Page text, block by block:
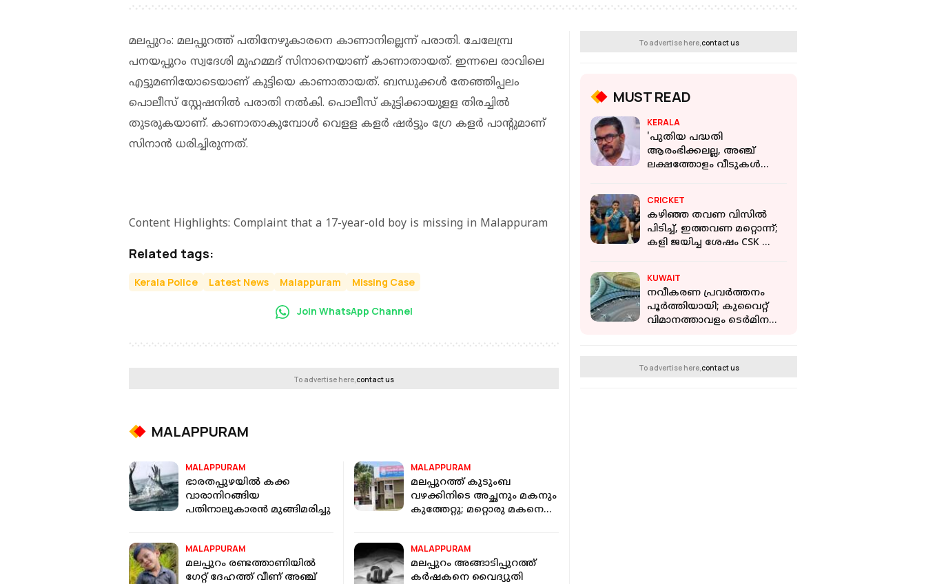
മലപ്പുറം: മലപ്പുറത്ത് പതിനേഴുകാരനെ കാണാനില്ലെന്ന് പരാതി. ചേലേമ്പ്ര
പനയപ്പുറം സ്വദേശി മുഹമ്മദ് സിനാനെയാണ് കാണാതായത്. ഇന്നലെ രാവിലെ
എട്ടുമണിയോടെയാണ് കുട്ടിയെ കാണാതായത്. ബന്ധുക്കള്‍ തേഞ്ഞിപ്പലം
പൊലീസ് സ്റ്റേഷനില്‍ പരാതി നല്‍കി. പൊലീസ് കുട്ടിക്കായുളള തിരച്ചില്‍
തുടരുകയാണ്. കാണാതാകുമ്പോള്‍ വെളള കളര്‍ ഷര്‍ട്ടും ഗ്രേ കളര്‍ പാന്റുമാണ്
സിനാന്‍ ധരിച്ചിരുന്നത്.
Content Highlights: Complaint that a 17-year-old boy is missing in Malappuram
Related tags:
Kerala Police Latest News Malappuram Missing Case
Join WhatsApp Channel
To advertise here,contact us
MALAPPURAM
MALAPPURAM
ഭാരതപ്പുഴയില്‍ കക്ക
വാരാനിറങ്ങിയ
പതിനാലുകാരന്‍ മുങ്ങിമരിച്ചു
MALAPPURAM
മലപ്പുറത്ത് കുടുംബ
വഴക്കിനിടെ അച്ഛനും മകനും
കുത്തേറ്റു; മറ്റൊരു മകനെ
MALAPPURAM
മലപ്പുറം രണ്ടത്താണിയിൽ
ഗേറ്റ് ദേഹത്ത് വീണ് അഞ്ച്
MALAPPURAM
മലപ്പുറം അങ്ങാടിപ്പുറത്ത്
കർഷകനെ വൈദ്യുതി
To advertise here, contact us
MUST READ
KERALA
'പുതിയ പദ്ധതി
ആരംഭിക്കലല്ല, അഞ്ച്
ലക്ഷത്തോളം വീടുകൾ
UDFന്റെ മുൻഗണന'
CRICKET
കഴിഞ്ഞ തവണ വിസിൽ
പിടിച്ച്, ഇത്തവണ മറ്റൊന്ന്;
കളി ജയിച്ച ശേഷം CSK യെ
KUWAIT
നവീകരണ പ്രവർത്തനം
പൂർത്തിയായി; കുവൈറ്റ്
വിമാനത്താവളം ടെര്‍മിനല്‍
To advertise here, contact us